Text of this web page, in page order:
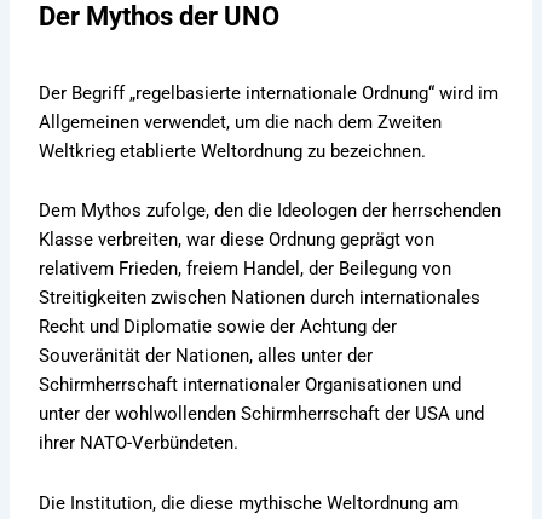
Der Mythos der UNO
Der Begriff „regelbasierte internationale Ordnung“ wird im
Allgemeinen verwendet, um die nach dem Zweiten
Weltkrieg etablierte Weltordnung zu bezeichnen.
Dem Mythos zufolge, den die Ideologen der herrschenden
Klasse verbreiten, war diese Ordnung geprägt von
relativem Frieden, freiem Handel, der Beilegung von
Streitigkeiten zwischen Nationen durch internationales
Recht und Diplomatie sowie der Achtung der
Souveränität der Nationen, alles unter der
Schirmherrschaft internationaler Organisationen und
unter der wohlwollenden Schirmherrschaft der USA und
ihrer NATO-Verbündeten.
Die Institution, die diese mythische Weltordnung am